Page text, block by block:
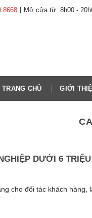
| Mở cửa từ: 8h00 -
TRANG CHỦ GIỚI
DƯỚI 6 TRIỆU
cho đối tác khách hàng,